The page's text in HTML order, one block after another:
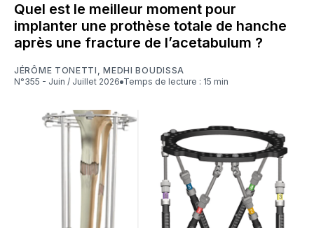
Quel est le meilleur moment pour
implanter une prothèse totale de hanche
après une fracture de l’acetabulum ?
JÉRÔME TONETTI ,MEDHI BOUDISSA
N°355 - Juin / Juillet 2026
Temps de lecture : 15 min